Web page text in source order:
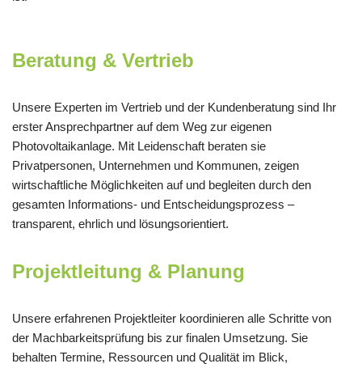
Beratung & Vertrieb
Unsere Experten im Vertrieb und der Kundenberatung sind Ihr
erster Ansprechpartner auf dem Weg zur eigenen
Photovoltaikanlage. Mit Leidenschaft beraten sie
Privatpersonen, Unternehmen und Kommunen, zeigen
wirtschaftliche Möglichkeiten auf und begleiten durch den
gesamten Informations- und Entscheidungsprozess –
transparent, ehrlich und lösungsorientiert.
Projektleitung & Planung
Unsere erfahrenen Projektleiter koordinieren alle Schritte von
der Machbarkeitsprüfung bis zur finalen Umsetzung. Sie
behalten Termine, Ressourcen und Qualität im Blick,